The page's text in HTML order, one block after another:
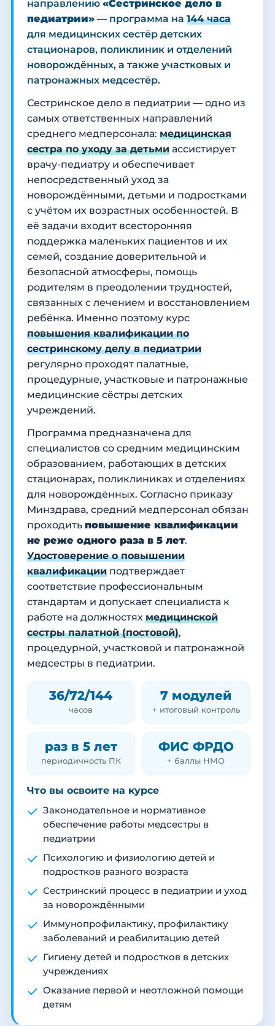
направлению «Сестринское дело в
педиатрии» — программа на 144 часа
для медицинских сестёр детских
стационаров, поликлиник и отделений
новорождённых, а также участковых и
патронажных медсестёр.
Сестринское дело в педиатрии — одно из
самых ответственных направлений
среднего медперсонала: медицинская
сестра по уходу за детьми ассистирует
врачу-педиатру и обеспечивает
непосредственный уход за
новорождёнными, детьми и подростками
с учётом их возрастных особенностей. В
её задачи входит всесторонняя
поддержка маленьких пациентов и их
семей, создание доверительной и
безопасной атмосферы, помощь
родителям в преодолении трудностей,
связанных с лечением и восстановлением
ребёнка. Именно поэтому курс
повышения квалификации по
сестринскому делу в педиатрии
регулярно проходят палатные,
процедурные, участковые и патронажные
медицинские сёстры детских
учреждений.
Программа предназначена для
специалистов со средним медицинским
образованием, работающих в детских
стационарах, поликлиниках и отделениях
для новорождённых. Согласно приказу
Минздрава, средний медперсонал обязан
проходить повышение квалификации
не реже одного раза в 5 лет.
Удостоверение о повышении
квалификации подтверждает
соответствие профессиональным
стандартам и допускает специалиста к
работе на должностях медицинской
сестры палатной (постовой),
процедурной, участковой и патронажной
медсестры в педиатрии.
36/72/144
часов
7 модулей
+ итоговый контроль
раз в 5 лет
периодичность ПК
ФИС ФРДО
+ баллы НМО
Что вы освоите на курсе
Законодательное и нормативное
обеспечение работы медсестры в
педиатрии
Психологию и физиологию детей и
подростков разного возраста
Сестринский процесс в педиатрии и уход
за новорождёнными
Иммунопрофилактику, профилактику
заболеваний и реабилитацию детей
Гигиену детей и подростков в детских
учреждениях
Оказание первой и неотложной помощи
детям